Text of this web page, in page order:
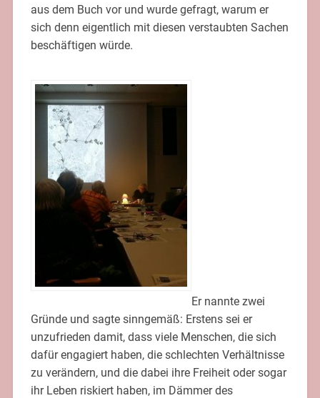
aus dem Buch vor und wurde gefragt, warum er
sich denn eigentlich mit diesen verstaubten Sachen
beschäftigen würde.
Er nannte zwei
Gründe und sagte sinngemäß: Erstens sei er
unzufrieden damit, dass viele Menschen, die sich
dafür engagiert haben, die schlechten Verhältnisse
zu verändern, und die dabei ihre Freiheit oder sogar
ihr Leben riskiert haben, im Dämmer des